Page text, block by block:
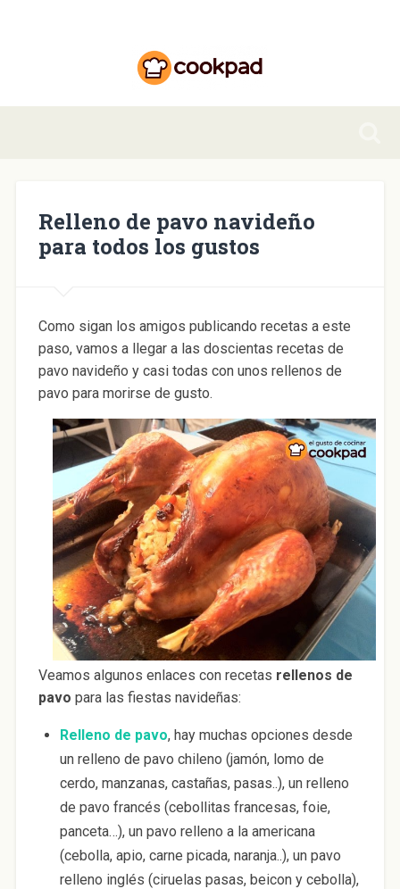
Relleno de pavo navideño
para todos los gustos
Como sigan los amigos publicando recetas a este
paso, vamos a llegar a las doscientas recetas de
pavo navideño y casi todas con unos rellenos de
pavo para morirse de gusto.
Veamos algunos enlaces con recetas rellenos de
pavo para las fiestas navideñas:
Relleno de pavo, hay muchas opciones desde
un relleno de pavo chileno (jamón, lomo de
cerdo, manzanas, castañas, pasas..), un relleno
de pavo francés (cebollitas francesas, foie,
panceta…), un pavo relleno a la americana
(cebolla, apio, carne picada, naranja..), un pavo
relleno inglés (ciruelas pasas, beicon y cebolla),